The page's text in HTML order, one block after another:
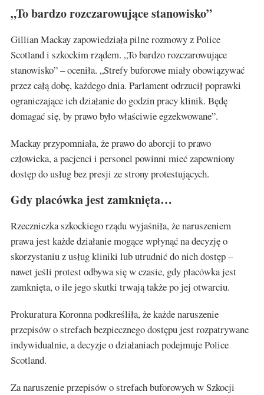
„To bardzo rozczarowujące stanowisko”
Gillian Mackay zapowiedziała pilne rozmowy z Police
Scotland i szkockim rządem. „To bardzo rozczarowujące
stanowisko” – oceniła. „Strefy buforowe miały obowiązywać
przez całą dobę, każdego dnia. Parlament odrzucił poprawki
ograniczające ich działanie do godzin pracy klinik. Będę
domagać się, by prawo było właściwie egzekwowane”.
Mackay przypomniała, że prawo do aborcji to prawo
człowieka, a pacjenci i personel powinni mieć zapewniony
dostęp do usług bez presji ze strony protestujących.
Gdy placówka jest zamknięta…
Rzeczniczka szkockiego rządu wyjaśniła, że naruszeniem
prawa jest każde działanie mogące wpłynąć na decyzję o
skorzystaniu z usług kliniki lub utrudnić do nich dostęp –
nawet jeśli protest odbywa się w czasie, gdy placówka jest
zamknięta, o ile jego skutki trwają także po jej otwarciu.
Prokuratura Koronna podkreśliła, że każde naruszenie
przepisów o strefach bezpiecznego dostępu jest rozpatrywane
indywidualnie, a decyzje o działaniach podejmuje Police
Scotland.
Za naruszenie przepisów o strefach buforowych w Szkocji